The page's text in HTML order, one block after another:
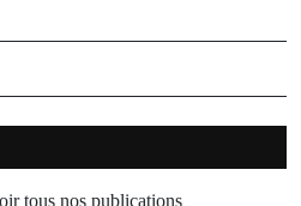
tous nos publications